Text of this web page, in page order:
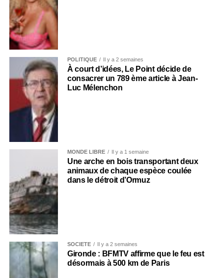
POLITIQUE Il y a 2 semaines
À court d’idées, Le Point décide de
consacrer un 789 ème article à Jean-
Luc Mélenchon
MONDE LIBRE Il y a 1 semaine
Une arche en bois transportant deux
animaux de chaque espèce coulée
dans le détroit d’Ormuz
SOCIÉTÉ Il y a 2 semaines
Gironde : BFMTV affirme que le feu est
désormais à 500 km de Paris